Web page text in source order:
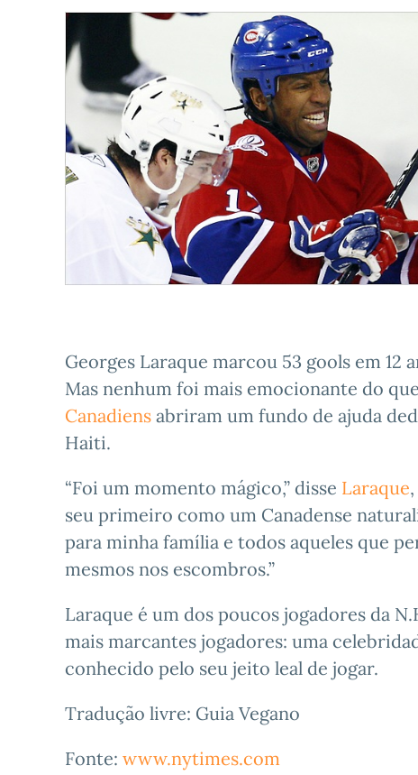
Georges Laraque marcou 53 gools em
Mas nenhum foi mais emocionante do
Canadiens abriram um fundo de ajuda
Haiti.
“Foi um momento mágico,” disse Laraque
seu primeiro como um Canadense
para minha família e todos aqueles que
mesmos nos escombros.”
Laraque é um dos poucos jogadores da
mais marcantes jogadores: uma
conhecido pelo seu jeito leal de jogar.
Tradução livre: Guia Vegano
Fonte: www.nytimes.com